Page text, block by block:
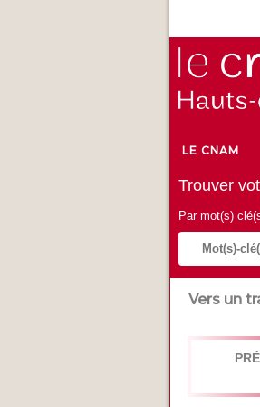
LE CNAM
Trouver
Par mot(s)
Vers un